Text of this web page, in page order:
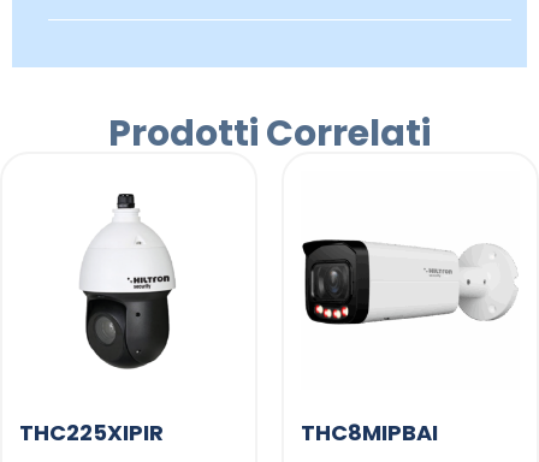
Prodotti Correlati
THC225XIPIR THC8MIPBAI